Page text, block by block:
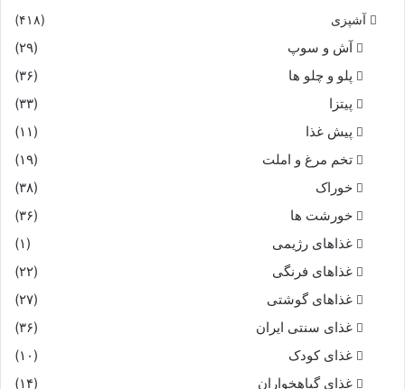
آشپزی (۴۱۸)
آش و سوپ
(۲۹)
پلو و چلو ها
(۳۶)
پیتزا
(۳۳)
پیش غذا
(۱۱)
تخم مرغ و املت
(۱۹)
خوراک
(۳۸)
خورشت ها
(۳۶)
غذاهای رژیمی
(۱)
غذاهای فرنگی
(۲۲)
غذاهای گوشتی
(۲۷)
غذای سنتی ایران
(۳۶)
غذای کودک
(۱۰)
غذای گیاهخواران
(۱۴)